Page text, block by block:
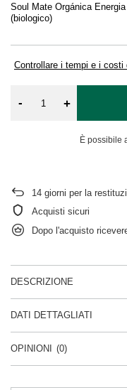
Soul Mate Orgánica
(biologico)
Controllare i tempi e i costi
- +
È possibile
14 giorni per la
Acquisti sicuri
Dopo l'acquisto
DESCRIZIONE
DATI DETTAGLIATI
OPINIONI (0)